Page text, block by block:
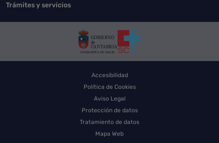
Trámites y servicios
Accesibilidad
Política de Cookies
Aviso Legal
Protección de datos
Tratamiento de datos
Mapa Web